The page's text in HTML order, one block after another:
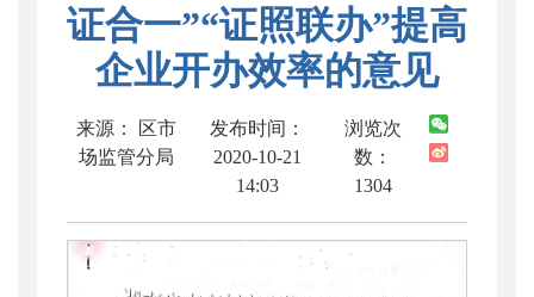
证合一”“证照联办”提高
企业开办效率的意见
来源： 区市
场监管分局
发布时间：
2020-10-21
14:03
浏览次
数：
1304